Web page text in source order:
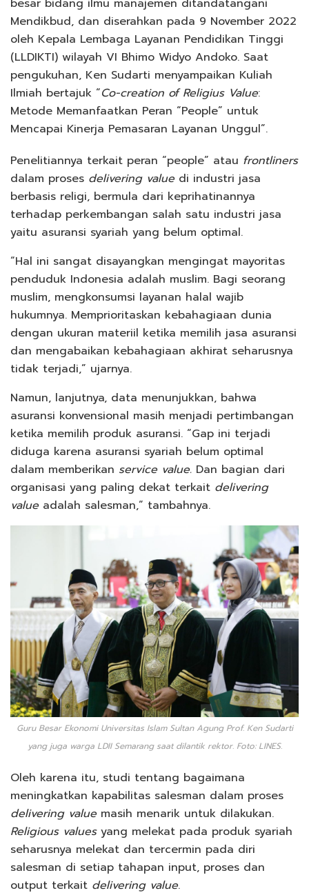
besar bidang ilmu manajemen ditandatangani
Mendikbud, dan diserahkan pada 9 November 2022
oleh Kepala Lembaga Layanan Pendidikan Tinggi
(LLDIKTI) wilayah VI Bhimo Widyo Andoko. Saat
pengukuhan, Ken Sudarti menyampaikan Kuliah
Ilmiah bertajuk “Co-creation of Religius Value:
Metode Memanfaatkan Peran “People” untuk
Mencapai Kinerja Pemasaran Layanan Unggul”.
Penelitiannya terkait peran “people” atau frontliners
dalam proses delivering value di industri jasa
berbasis religi, bermula dari keprihatinannya
terhadap perkembangan salah satu industri jasa
yaitu asuransi syariah yang belum optimal.
“Hal ini sangat disayangkan mengingat mayoritas
penduduk Indonesia adalah muslim. Bagi seorang
muslim, mengkonsumsi layanan halal wajib
hukumnya. Memprioritaskan kebahagiaan dunia
dengan ukuran materiil ketika memilih jasa asuransi
dan mengabaikan kebahagiaan akhirat seharusnya
tidak terjadi,” ujarnya.
Namun, lanjutnya, data menunjukkan, bahwa
asuransi konvensional masih menjadi pertimbangan
ketika memilih produk asuransi. “Gap ini terjadi
diduga karena asuransi syariah belum optimal
dalam memberikan service value. Dan bagian dari
organisasi yang paling dekat terkait delivering
value adalah salesman,” tambahnya.
Guru Besar Ekonomi Universitas Islam Sultan Agung Prof. Ken Sudarti
yang juga warga LDII Semarang saat dilantik rektor. Foto: LINES.
Oleh karena itu, studi tentang bagaimana
meningkatkan kapabilitas salesman dalam proses
delivering value masih menarik untuk dilakukan.
Religious valuesyang melekat pada produk syariah
seharusnya melekat dan tercermin pada diri
salesman di setiap tahapan input, proses dan
output terkait delivering value.